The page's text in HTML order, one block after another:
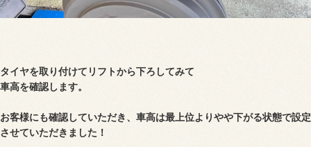
タイヤを取り付けてリフトから下ろしてみて
車高を確認します。
お客様にも確認していただき、車高は最上位よりやや下がる状態で設定
させていただきました！